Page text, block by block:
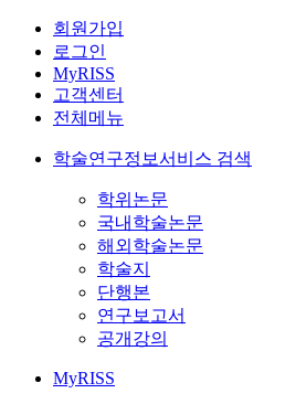
회원가입
로그인
MyRISS
고객센터
전체메뉴
학술연구정보서비스 검색
학위논문
국내학술논문
해외학술논문
학술지
단행본
연구보고서
공개강의
MyRISS